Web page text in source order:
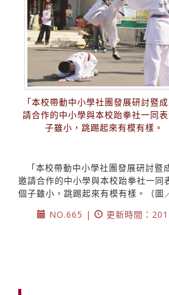
「本校帶動中小學社團發展研討暨
請合作的中小學與本校跆拳社一同
子雖小，跳踢起來有模有樣。
「本校帶動中小學社團發展研討暨
邀請合作的中小學與本校跆拳社一同
個子雖小，跳踢起來有模有樣。（圖
NO.665 |
更新時間：